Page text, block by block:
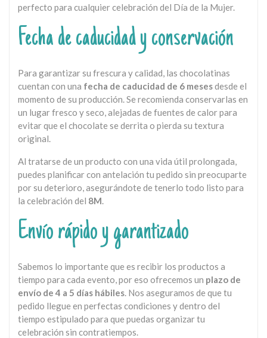
perfecto para cualquier celebración del Día de la Mujer.
Fecha de caducidad y conservación
Para garantizar su frescura y calidad, las chocolatinas
cuentan con una fecha de caducidad de 6 mesesdesde el
momento de su producción. Se recomienda conservarlas en
un lugar fresco y seco, alejadas de fuentes de calor para
evitar que el chocolate se derrita o pierda su textura
original.
Al tratarse de un producto con una vida útil prolongada,
puedes planificar con antelación tu pedido sin preocuparte
por su deterioro, asegurándote de tenerlo todo listo para
la celebración del 8M.
Envío rápido y garantizado
Sabemos lo importante que es recibir los productos a
tiempo para cada evento, por eso ofrecemos un plazo de
envío de 4 a 5 días hábiles. Nos aseguramos de que tu
pedido llegue en perfectas condiciones y dentro del
tiempo estipulado para que puedas organizar tu
celebración sin contratiempos.